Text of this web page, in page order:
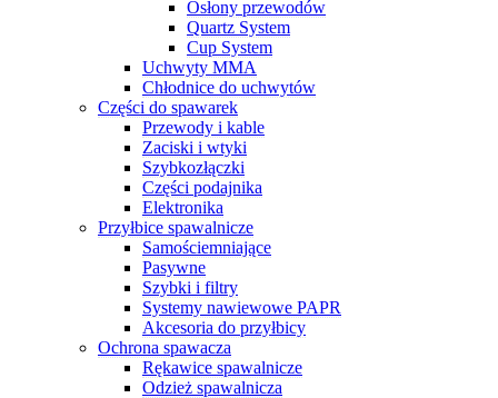
Osłony przewodów
Quartz System
Cup System
Uchwyty MMA
Chłodnice do uchwytów
Części do spawarek
Przewody i kable
Zaciski i wtyki
Szybkozłączki
Części podajnika
Elektronika
Przyłbice spawalnicze
Samościemniające
Pasywne
Szybki i filtry
Systemy nawiewowe PAPR
Akcesoria do przyłbicy
Ochrona spawacza
Rękawice spawalnicze
Odzież spawalnicza